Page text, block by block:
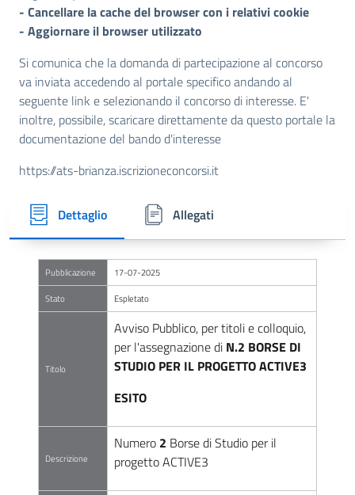
- Cancellare la cache del browser con i relativi cookie
- Aggiornare il browser utilizzato
Si comunica che la domanda di partecipazione al concorso
va inviata accedendo al portale specifico andando al
seguente link e selezionando il concorso di interesse. E'
inoltre, possibile, scaricare direttamente da questo portale la
documentazione del bando d'interesse
https://ats-brianza.iscrizioneconcorsi.it
Dettaglio Allegati
Pubblicazione
17-07-2025
Stato
Espletato
Titolo
Avviso Pubblico, per titoli e colloquio,
per l'assegnazione di N.2 BORSE DI
STUDIO PER IL PROGETTO ACTIVE3
ESITO
Descrizione
Numero 2 Borse di Studio per il
progetto ACTIVE3